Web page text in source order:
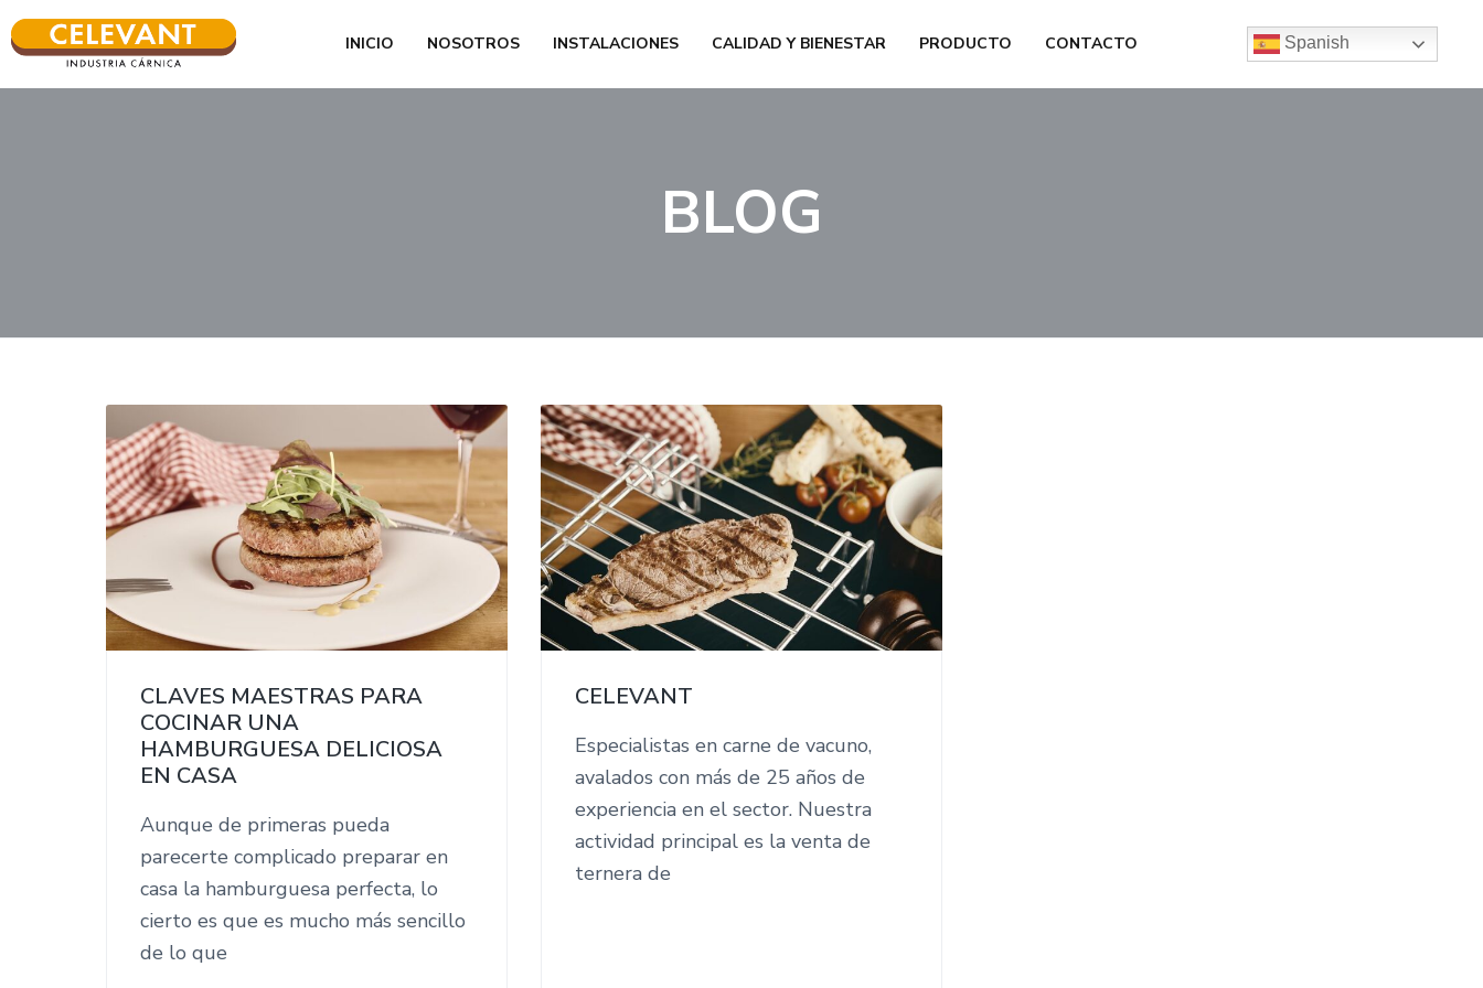
INICIO NOSOTROS INSTALACIONES CALIDAD Y BIENESTAR PRODUCTO CONTACTO Spanish
BLOG
CLAVES MAESTRAS PARA
COCINAR UNA
HAMBURGUESA DELICIOSA
EN CASA
Aunque de primeras pueda
parecerte complicado preparar en
casa la hamburguesa perfecta, lo
cierto es que es mucho más sencillo
de lo que
CELEVANT
Especialistas en carne de vacuno,
avalados con más de 25 años de
experiencia en el sector. Nuestra
actividad principal es la venta de
ternera de